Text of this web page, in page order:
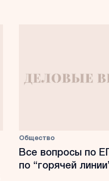
Общество
Все вопросы по
по “горячей